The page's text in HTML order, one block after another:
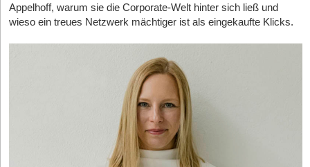
Appelhoff, warum sie die Corporate-Welt hinter sich ließ und
wieso ein treues Netzwerk mächtiger ist als eingekaufte Klicks.